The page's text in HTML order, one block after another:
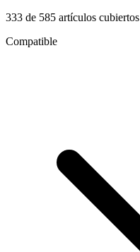
333 de 585 artículos cubiertos
Compatible